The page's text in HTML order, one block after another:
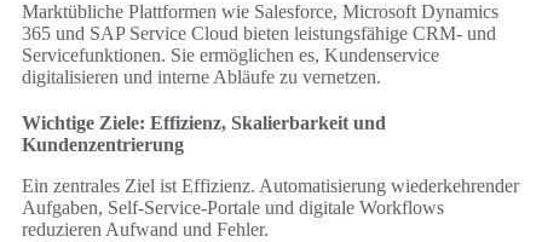
Marktübliche Plattformen wie Salesforce, Microsoft Dynamics
365 und SAP Service Cloud bieten leistungsfähige CRM- und
Servicefunktionen. Sie ermöglichen es, Kundenservice
digitalisieren und interne Abläufe zu vernetzen.
Wichtige Ziele: Effizienz, Skalierbarkeit und
Kundenzentrierung
Ein zentrales Ziel ist Effizienz. Automatisierung wiederkehrender
Aufgaben, Self-Service-Portale und digitale Workflows
reduzieren Aufwand und Fehler.